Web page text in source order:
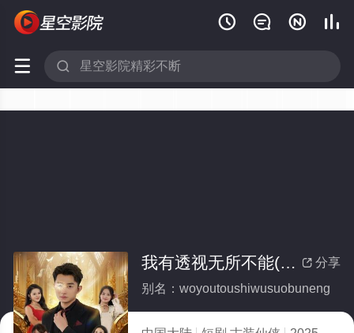
   
 
 分享
我有透视无所不能(全集)
别名：woyoutoushiwusuobuneng